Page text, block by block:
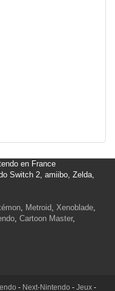
en France
Switch 2, amiibo, Zelda,
, Metroid, Xenoblade,
, Cartoon Master,
- Next-Nintendo - Jeux-